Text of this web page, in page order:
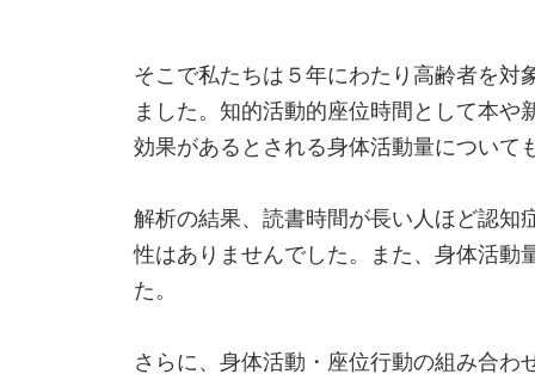
そこで私たちは５年にわたり高齢者を対
ました。知的活動的座位時間として本
効果があるとされる身体活動量について
解析の結果、読書時間が長い人ほど認知
性はありませんでした。また、身体活動
た。
さらに、身体活動・座位行動の組み合